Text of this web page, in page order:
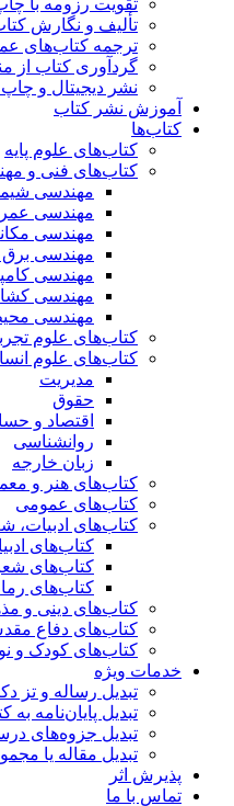
تألیف و نگارش
ترجمه کتاب‌های
گردآوری کتاب از
نشر دیجیتال و چاپ
آموزش نشر کتاب
کتاب‌ها
کتاب‌های علوم پایه
کتاب‌های فنی و
مهندسی
مهندسی
مهندسی
مهندسی برق
مهندسی
مهندسی
مهندسی
کتاب‌های علوم
کتاب‌های علوم
مدیریت
حقوق
اقتصاد و
روانشناسی
زبان خارجه
کتاب‌های هنر و
کتاب‌های عمومی
کتاب‌های ادبیات،
کتاب‌های
کتاب‌های
کتاب‌های
کتاب‌های دینی و
کتاب‌های دفاع
کتاب‌های کودک و
خدمات ویژه
تبدیل رساله و تز
تبدیل پایان‌نامه به
تبدیل جزوه‌های
تبدیل مقاله یا
پذیرش اثر
تماس با ما